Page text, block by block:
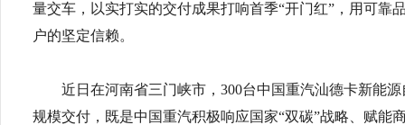
量交车，以实打实的交付成果打响首季“开门红”，用可靠
户的坚定信赖。
近日在河南省三门峡市，300台中国重汽汕德卡新能
规模交付，既是中国重汽积极响应国家“双碳”战略、赋能